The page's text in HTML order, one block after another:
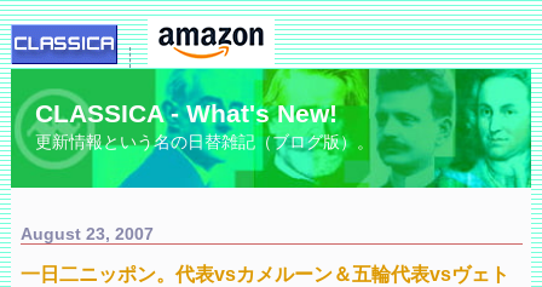
CLASSICA - What's New!
更新情報という名の日替雑記（ブログ版）。
August 23, 2007
一日二ニッポン。代表vsカメルーン＆五輪代表vsヴェト